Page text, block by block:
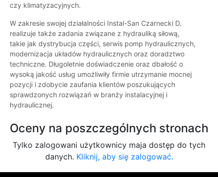
czy klimatyzacyjnych.
W zakresie swojej działalności Instal-San Czarnecki D.
realizuje także zadania związane z hydrauliką siłową,
takie jak dystrybucja części, serwis pomp hydraulicznych,
modernizacja układów hydraulicznych oraz doradztwo
techniczne. Długoletnie doświadczenie oraz dbałość o
wysoką jakość usług umożliwiły firmie utrzymanie mocnej
pozycji i zdobycie zaufania klientów poszukujących
sprawdzonych rozwiązań w branży instalacyjnej i
hydraulicznej.
Oceny na poszczególnych stronach
Tylko zalogowani użytkownicy maja dostęp do tych
danych. Kliknij, aby się zalogować.